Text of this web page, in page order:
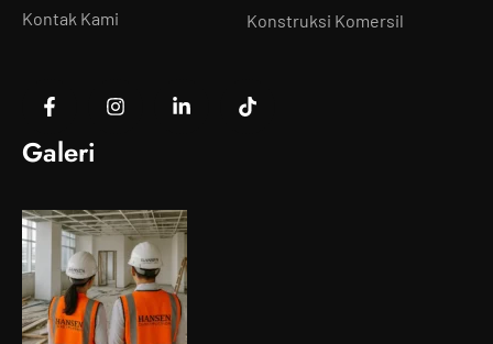
Kontak Kami
Konstruksi Komersil
Galeri